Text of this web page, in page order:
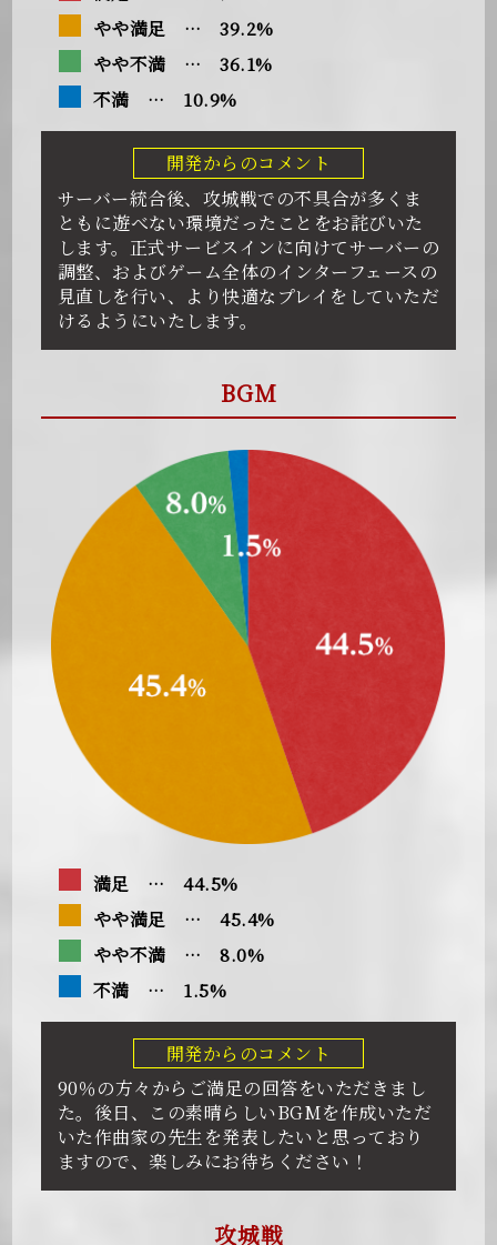
やや満足 … 39.2%
やや不満 … 36.1%
不満 … 10.9%
開発からのコメント
サーバー統合後、攻城戦での不具合が多くま
ともに遊べない環境だったことをお詫びいた
します。正式サービスインに向けてサーバーの
調整、およびゲーム全体のインターフェースの
見直しを行い、より快適なプレイをしていただ
けるようにいたします。
BGM
満足 … 44.5%
やや満足 … 45.4%
やや不満 … 8.0%
不満 … 1.5%
開発からのコメント
90％の方々からご満足の回答をいただきまし
た。後日、この素晴らしいBGMを作成いただ
いた作曲家の先生を発表したいと思っており
ますので、楽しみにお待ちください！
攻城戦